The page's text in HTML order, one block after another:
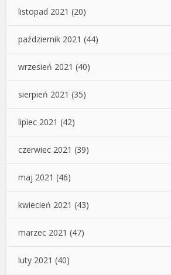
listopad 2021 (20)
październik 2021 (44)
wrzesień 2021 (40)
sierpień 2021 (35)
lipiec 2021 (42)
czerwiec 2021 (39)
maj 2021 (46)
kwiecień 2021 (43)
marzec 2021 (47)
luty 2021 (40)